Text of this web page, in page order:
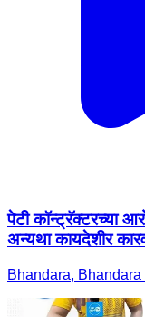
पेटी कॉन्ट्रॅक्टरच्या
अन्यथा कायदेशीर
Bhandara,